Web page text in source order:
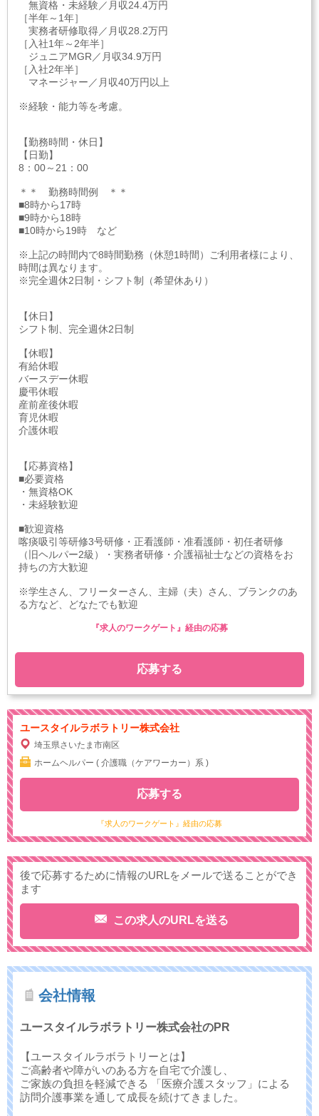
無資格・未経験／月収24.4万円
［半年～1年］
実務者研修取得／月収28.2万円
［入社1年～2年半］
ジュニアMGR／月収34.9万円
［入社2年半］
マネージャー／月収40万円以上
※経験・能力等を考慮。
【勤務時間・休日】
【日勤】
8：00～21：00
＊＊ 勤務時間例 ＊＊
■8時から17時
■9時から18時
■10時から19時 など
※上記の時間内で8時間勤務（休憩1時間）ご利用者様により、
時間は異なります。
※完全週休2日制・シフト制（希望休あり）
【休日】
シフト制、完全週休2日制
【休暇】
有給休暇
バースデー休暇
慶弔休暇
産前産後休暇
育児休暇
介護休暇
【応募資格】
■必要資格
・無資格OK
・未経験歓迎
■歓迎資格
喀痰吸引等研修3号研修・正看護師・准看護師・初任者研修
（旧ヘルパー2級）・実務者研修・介護福祉士などの資格をお
持ちの方大歓迎
※学生さん、フリーターさん、主婦（夫）さん、ブランクのあ
る方など、どなたでも歓迎
応募する
『求人のワークゲート』経由の応募
ユースタイルラボラトリー株式会社
埼玉県さいたま市南区
ホームヘルパー ( 介護職（ケアワーカー）系 )
『求人のワークゲート』経由の応募
応募する
後で応募するために情報のURLをメールで送ることができ
ます
この求人のURLを送る
会社情報
ユースタイルラボラトリー株式会社のPR
【ユースタイルラボラトリーとは】
ご高齢者や障がいのある方を自宅で介護し、
ご家族の負担を軽減できる 「医療介護スタッフ」による
訪問介護事業を通して成長を続けてきました。